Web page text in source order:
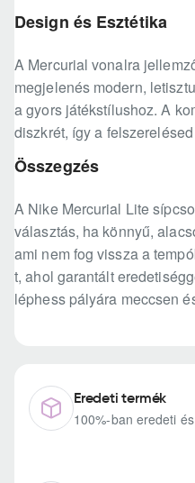
Design és Esztétika
A Mercurial vonalra
megjelenés modern,
a gyors játékstílushoz. A
diszkrét, így a
Összegzés
A Nike Mercurial Lite
választás, ha könnyű,
ami nem fog vissza a
t, ahol garantált
léphess pályára meccsen
Eredeti termék
100%-ban eredeti